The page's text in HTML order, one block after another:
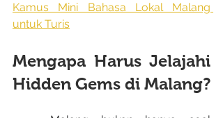
Kamus Mini Bahasa Lokal Malang
untuk Turis
Mengapa Harus Jelajahi
Hidden Gems di Malang?